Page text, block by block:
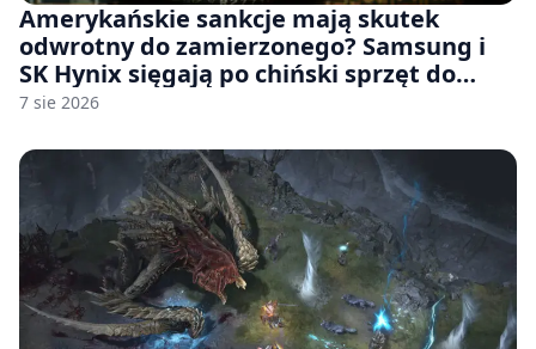
Amerykańskie sankcje mają skutek
odwrotny do zamierzonego? Samsung i
SK Hynix sięgają po chiński sprzęt do
fabryk chipów
7 sie 2026